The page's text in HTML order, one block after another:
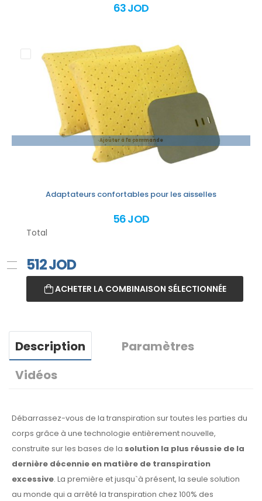
63 JOD
Ajouter à la commande
Adaptateurs confortables pour les aisselles
56 JOD
Total
512JOD
ACHETER LA COMBINAISON SÉLECTIONNÉE
Description
Paramètres
Vidéos
Débarrassez-vous de la transpiration sur toutes les parties du
corps grâce à une technologie entièrement nouvelle,
construite sur les bases de la solution la plus réussie de la
dernière décennie en matière de transpiration
excessive. La première et jusqu`à présent, la seule solution
au monde qui a arrêté la transpiration chez 100% des